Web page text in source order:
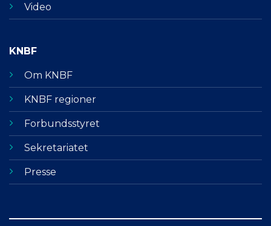
Video
KNBF
Om KNBF
KNBF regioner
Forbundsstyret
Sekretariatet
Presse